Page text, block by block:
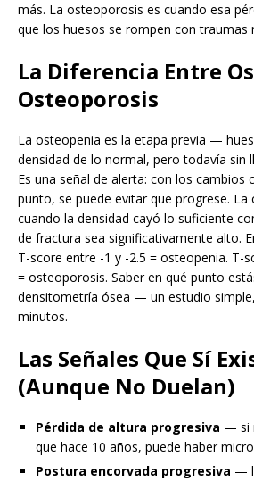
más. La osteoporosis es cuando esa
que los huesos se rompen con traumas
La Diferencia Entre
Osteoporosis
La osteopenia es la etapa previa —
densidad de lo normal, pero todavía sin
Es una señal de alerta: con los cambios
punto, se puede evitar que progrese. La
cuando la densidad cayó lo suficiente
de fractura sea significativamente alto.
T-score entre -1 y -2.5 = osteopenia. T-
= osteoporosis. Saber en qué punto
densitometría ósea — un estudio
minutos.
Las Señales Que Sí
(Aunque No Duelan)
Pérdida de altura progresiva — si
que hace 10 años, puede haber
Postura encorvada progresiva —